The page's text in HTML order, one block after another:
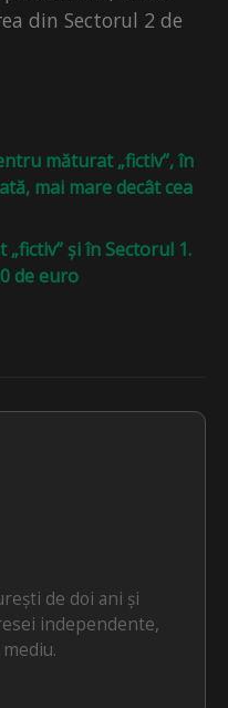
din Sectorul 2 de
măturat „fictiv”, în
mai mare decât cea
și în Sectorul 1.
de euro
de doi ani și
independente,